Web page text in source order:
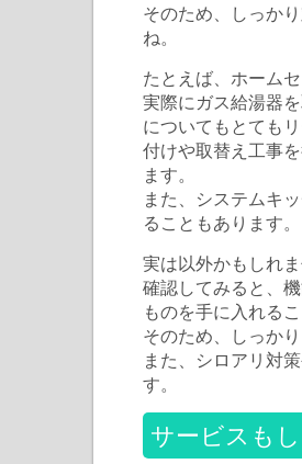
そのため、しっか
ね。
たとえば、ホーム
実際にガス給湯器
についてもとても
付けや取替え工事
ます。
また、システムキ
ることもあります。
実は以外かもしれ
確認してみると、
ものを手に入れる
そのため、しっか
また、シロアリ対
す。
サービスも